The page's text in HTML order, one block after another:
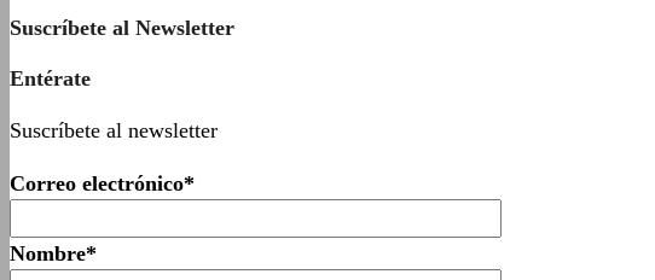
Suscríbete al Newsletter
Entérate
Suscríbete al newsletter
Correo electrónico*
Nombre*